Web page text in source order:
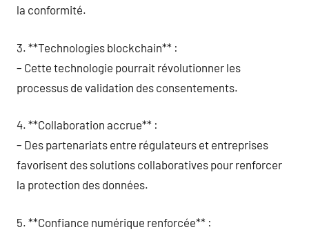
la conformité.
3. **Technologies blockchain** :
– Cette technologie pourrait révolutionner les
processus de validation des consentements.
4. **Collaboration accrue** :
– Des partenariats entre régulateurs et entreprises
favorisent des solutions collaboratives pour renforcer
la protection des données.
5. **Confiance numérique renforcée** :